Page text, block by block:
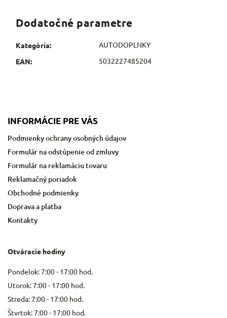
Dodatočné parametre
Kategória:
AUTODOPLNKY
EAN: 5032227485204
INFORMÁCIE PRE VÁS
Podmienky ochrany osobných údajov
Formulár na odstúpenie od zmluvy
Formulár na reklamáciu tovaru
Reklamačný poriadok
Obchodné podmienky
Doprava a platba
Kontakty
Otváracie hodiny
Pondelok: 7:00 - 17:00 hod.
Utorok: 7:00 - 17:00 hod.
Streda: 7:00 - 17:00 hod.
Štvrtok: 7:00 - 17:00 hod.